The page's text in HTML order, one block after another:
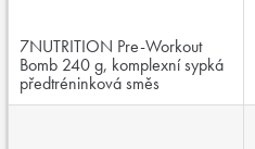
7NUTRITION Pre-Workout
Bomb 240 g, komplexní sypká
předtréninková směs